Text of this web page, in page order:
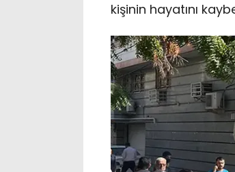
kişinin hayatını